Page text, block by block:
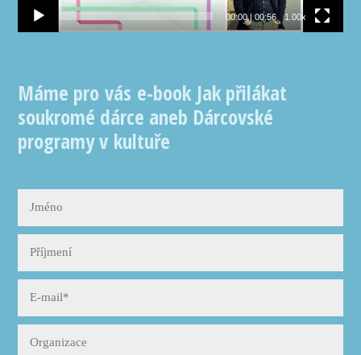
00:00|00:56 1.00x
Máme pro vás e-book Jak přilákat
soukromé dárce aneb Dárcovské
programy v kultuře